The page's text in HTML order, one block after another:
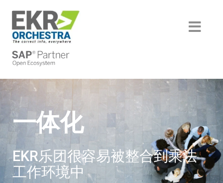
content
部门
HORECA
机械和包装
工业和设计组件
家庭和工业自动化
Boteco
Baltur
Blue Box
Came
产品
翻译和术语
创作和信息管理
服务
内容刺激
螺个手指
历史
认识团队
伙伴
翻译合作伙伴
尝试EKR
一体化
EKR乐团很容易被整合到乘法
工作环境中